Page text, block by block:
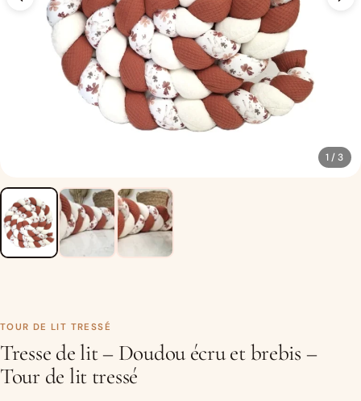
1 / 3
TOUR DE LIT TRESSÉ
Tresse de lit – Doudou écru et brebis –
Tour de lit tressé